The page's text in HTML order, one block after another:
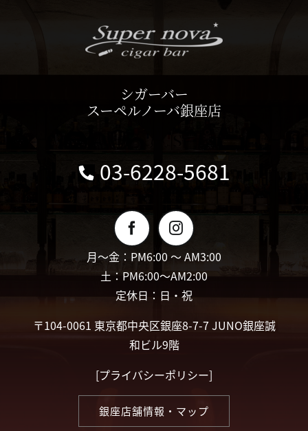
シガーバー
スーペルノーバ銀座店
03-6228-5681
月〜金：PM6:00 〜 AM3:00
土：PM6:00〜AM2:00
定休日：日・祝
〒104-0061 東京都中央区銀座8-7-7 JUNO銀座誠
和ビル9階
[プライバシーポリシー]
銀座店舗情報・マップ